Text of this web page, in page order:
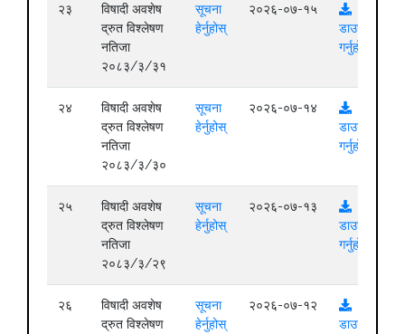
२३
विषादी अवशेष
द्रुत विश्लेषण
नतिजा
२०८३/३/३१
सूचना
हेर्नुहोस्
२०२६-०७-१५
डाउनलोड
गर्नुहोस्
२४
विषादी अवशेष
द्रुत विश्लेषण
नतिजा
२०८३/३/३०
सूचना
हेर्नुहोस्
२०२६-०७-१४
डाउनलोड
गर्नुहोस्
२५
विषादी अवशेष
द्रुत विश्लेषण
नतिजा
२०८३/३/२९
सूचना
हेर्नुहोस्
२०२६-०७-१३
डाउनलोड
गर्नुहोस्
२६
विषादी अवशेष
द्रुत विश्लेषण
सूचना
हेर्नुहोस्
२०२६-०७-१२
डाउनलोड